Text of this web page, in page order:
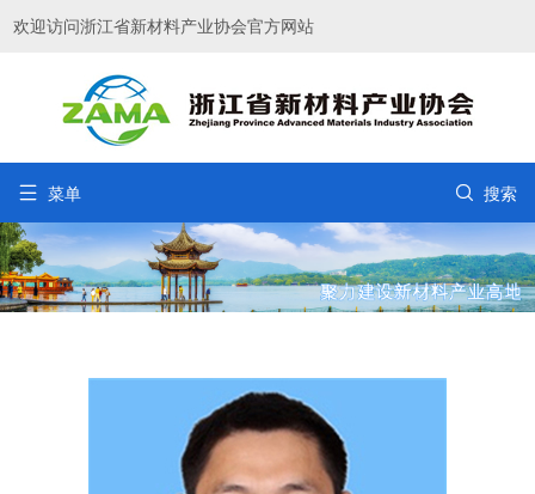
欢迎访问浙江省新材料产业协会官方网站
 菜单  搜索